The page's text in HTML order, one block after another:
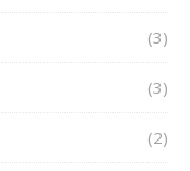
(3)
(3)
(2)